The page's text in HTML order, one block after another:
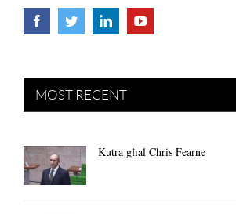
MOST RECENT
Kutra għal Chris Fearne